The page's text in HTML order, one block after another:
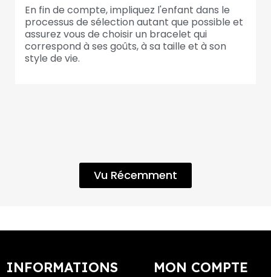
En fin de compte, impliquez l'enfant dans le
processus de sélection autant que possible et
assurez vous de choisir un bracelet qui
correspond à ses goûts, à sa taille et à son
style de vie.
Vu Récemment
INFORMATIONS MON COMPTE